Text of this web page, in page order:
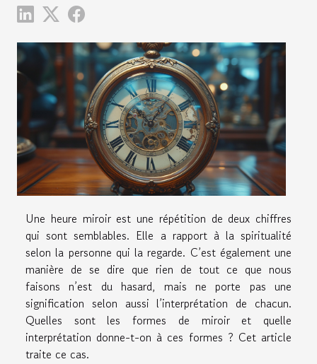
Une heure miroir est une répétition de deux chiffres
qui sont semblables. Elle a rapport à la spiritualité
selon la personne qui la regarde. C’est également une
manière de se dire que rien de tout ce que nous
faisons n’est du hasard, mais ne porte pas une
signification selon aussi l’interprétation de chacun.
Quelles sont les formes de miroir et quelle
interprétation donne-t-on à ces formes ? Cet article
traite ce cas.